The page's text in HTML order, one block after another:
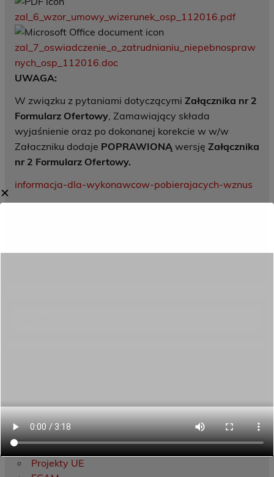
zal_6_wzor_umowy_wizerunek_osp_112016.pdf
zal_7_oswiadczenie_o_zatrudnianiu_niepebnospraw
nych_osp_112016.doc
UWAGA:
W związku z pytaniami dotyczącymi Załącznika nr 2
Formularz Ofertowy, Zamawiający składa
wyjaśnienie oraz po dokonanej korekcie w w/w
Załaczniku dodaje POPRAWIONĄ wersję Załącznika
nr 2 Formularz Ofertowy.
informacja-dla-wykonawcow-pobierajacych-wznus
Zamówienia publiczne
Oferta programowa
Rekrutacja
Aktywni górą!
Projekty UE
✕